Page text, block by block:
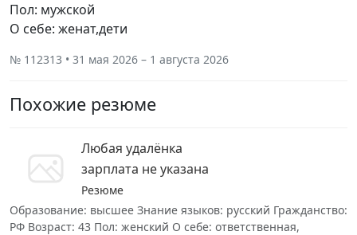
Пол: мужской
О себе: женат,дети
№ 112313 • 31 мая 2026 – 1 августа 2026
Похожие резюме
Любая удалёнка
зарплата не указана
Резюме
Образование: высшее Знание языков: русский Гражданство:
РФ Возраст: 43 Пол: женский О себе: ответственная,